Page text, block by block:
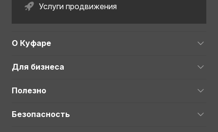
Услуги продвижения
О Куфаре
Для бизнеса
Полезно
Безопасность